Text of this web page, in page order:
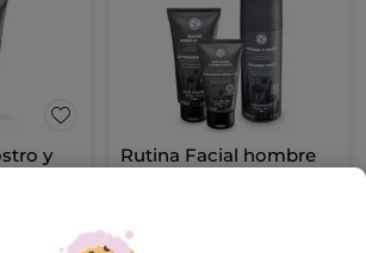
y
Rutina Facial hombre